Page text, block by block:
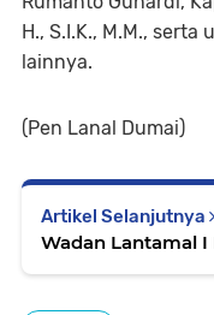
H., S.I.K., M.M.,
lainnya.
(Pen Lanal Dumai)
Artikel Selanjutnya
Wadan Lantamal